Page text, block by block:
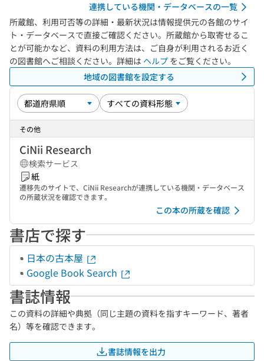
連携している機関・データベースの一覧
所蔵館、利用可否等の詳細・最新状況は情報提供元の各館のサイ
ト・データベースで直接ご確認ください。所蔵館から取寄せるこ
とが可能かなど、資料の利用方法は、ご自身が利用されるお近く
の図書館へご相談ください。詳細は ヘルプ をご覧ください。
地域の図書館を設定する
その他
CiNii Research
検索サービス
紙
遷移先のサイトで、CiNii Researchが連携している機関・データベース
の所蔵状況を確認できます。
この本の所蔵を確認
書店で探す
日本の古本屋
Google Book Search
書誌情報
この資料の詳細や典拠（同じ主題の資料を指すキーワード、著者
名）等を確認できます。
書誌情報を出力